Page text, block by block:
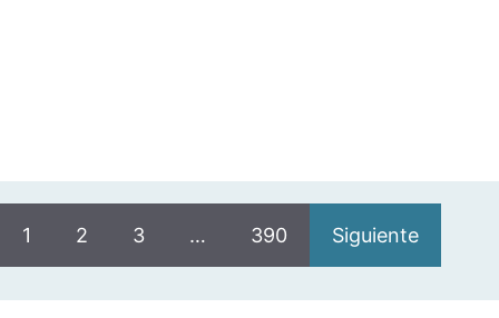
1 2 3 … 390 Siguiente